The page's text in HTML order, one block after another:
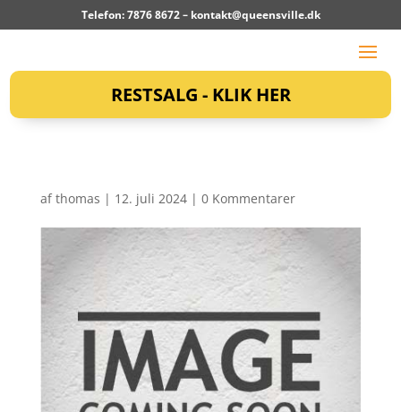
Telefon: 7876 8672 – kontakt@queensville.dk
RESTSALG - KLIK HER
afthomas | 12. juli 2024| 0 Kommentarer